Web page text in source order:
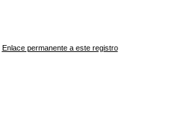
Enlace permanente a este registro